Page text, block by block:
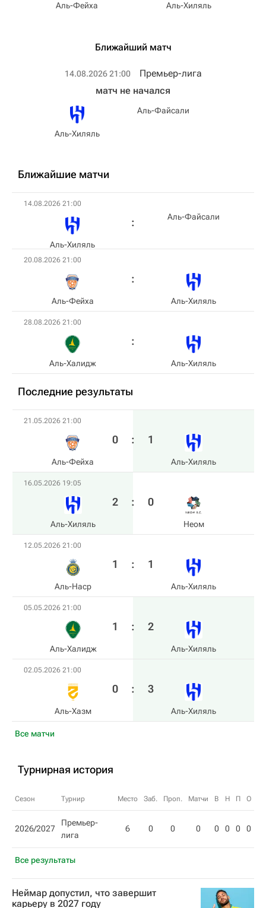
Аль-Фейха Аль-Хиляль
Ближайший матч
14.08.2026 21:00 Премьер-лига
Аль-Хиляль
матч не начался
Аль-Файсали
Ближайшие матчи
14.08.2026 21:00
Аль-Хиляль
Аль-Файсали
20.08.2026 21:00
Аль-Фейха Аль-Хиляль
28.08.2026 21:00
Аль-Халидж Аль-Хиляль
Последние результаты
Все матчи
21.05.2026 21:00
Аль-Фейха
0 : 1
Аль-Хиляль
16.05.2026 19:05
Аль-Хиляль
2 : 0
Неом
12.05.2026 21:00
Аль-Наср
1 : 1
Аль-Хиляль
05.05.2026 21:00
Аль-Халидж
1 : 2
Аль-Хиляль
02.05.2026 21:00
Аль-Хазм
0 : 3
Аль-Хиляль
Турнирная история
Сезон Турнир Место Заб. Проп. Матчи В Н П О
2026/2027
Премьер-
лига
6 0 0 0 0 0 0 0
Все результаты
Неймар допустил, что завершит
карьеру в 2027 году